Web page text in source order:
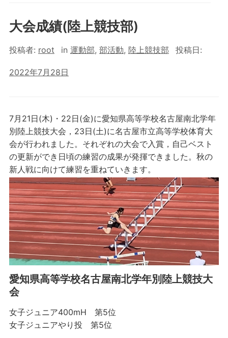
大会成績(陸上競技部)
投稿者: root in 運動部, 部活動, 陸上競技部 投稿日:
2022年7月28日
7月21日(木)・22日(金)に愛知県高等学校名古屋南北学年
別陸上競技大会，23日(土)に名古屋市立高等学校体育大
会が行われました。それぞれの大会で入賞，自己ベスト
の更新ができ日頃の練習の成果が発揮できました。秋の
新人戦に向けて練習を重ねていきます。
愛知県高等学校名古屋南北学年別陸上競技大
会
女子ジュニア400mH 第5位
女子ジュニアやり投 第5位